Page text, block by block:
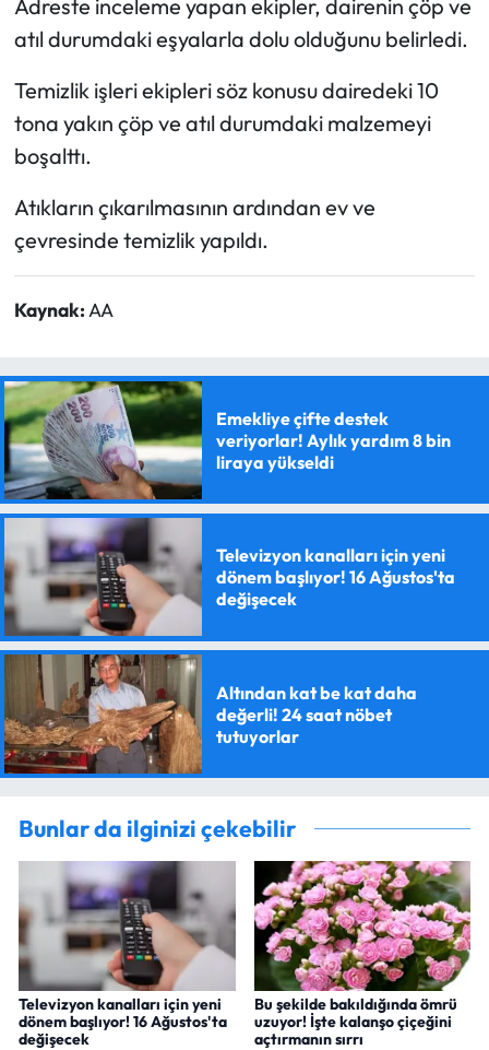
Adreste inceleme yapan ekipler, dairenin çöp ve
atıl durumdaki eşyalarla dolu olduğunu belirledi.
Temizlik işleri ekipleri söz konusu dairedeki 10
tona yakın çöp ve atıl durumdaki malzemeyi
boşalttı.
Atıkların çıkarılmasının ardından ev ve
çevresinde temizlik yapıldı.
Kaynak: AA
Emekliye çifte destek
veriyorlar! Aylık yardım 8 bin
liraya yükseldi
Televizyon kanalları için yeni
dönem başlıyor! 16 Ağustos'ta
değişecek
Altından kat be kat daha
değerli! 24 saat nöbet
tutuyorlar
Bunlar da ilginizi çekebilir
Televizyon kanalları için yeni
dönem başlıyor! 16 Ağustos'ta
değişecek
Bu şekilde bakıldığında ömrü
uzuyor! İşte kalanşo çiçeğini
açtırmanın sırrı